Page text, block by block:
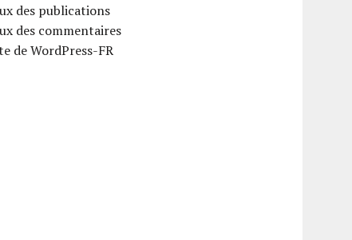
des publications
des commentaires
de WordPress-FR